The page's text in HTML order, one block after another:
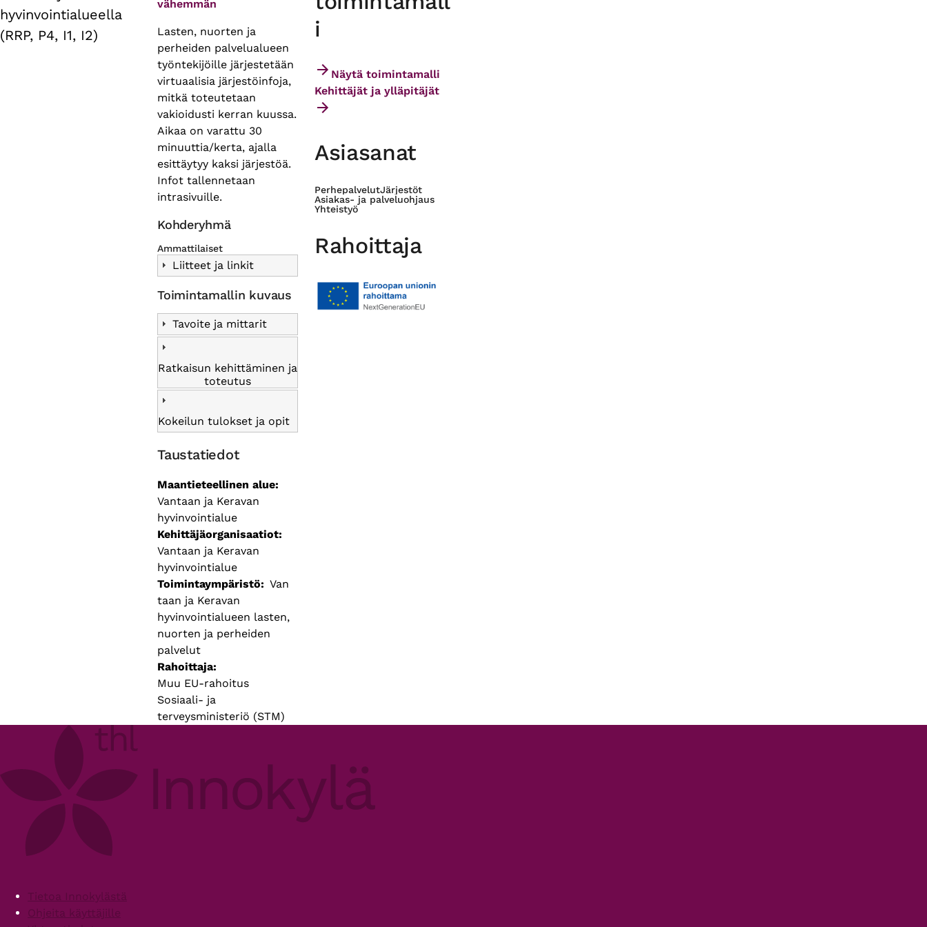
hyvinvointialueella
(RRP, P4, I1, I2)
vähemmän
Lasten, nuorten ja
perheiden palvelualueen
työntekijöille järjestetään
virtuaalisia järjestöinfoja,
mitkä toteutetaan
vakioidusti kerran kuussa.
Aikaa on varattu 30
minuuttia/kerta, ajalla
esittäytyy kaksi järjestöä.
Infot tallennetaan
intrasivuille.
Kohderyhmä
Ammattilaiset
Liitteet ja linkit
Toimintamallin kuvaus
Tavoite ja mittarit
Ratkaisun kehittäminen ja
toteutus
Kokeilun tulokset ja opit
Taustatiedot
Maantieteellinen alue
Vantaan ja Keravan
hyvinvointialue
Kehittäjäorganisaatiot
Vantaan ja Keravan
hyvinvointialue
Toimintaympäristö
Van
taan ja Keravan
hyvinvointialueen lasten,
nuorten ja perheiden
palvelut
Rahoittaja
Muu EU-rahoitus
Sosiaali- ja
terveysministeriö (STM)
i
Näytä toimintamalli
Kehittäjät ja ylläpitäjät
Asiasanat
PerhepalvelutJärjestöt
Asiakas- ja palveluohjaus
Yhteistyö
Rahoittaja
FooterTietoa Innokylästä
Ohjeita käyttäjille